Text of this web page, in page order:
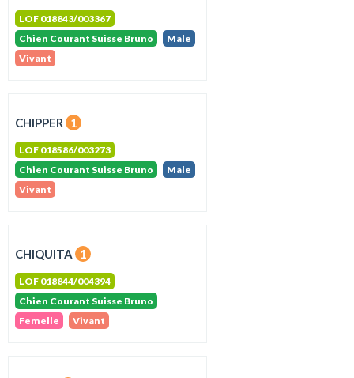
LOF 018843/003367
Chien Courant Suisse Bruno
Male
Vivant
CHIPPER 1
LOF 018586/003273
Chien Courant Suisse Bruno
Male
Vivant
CHIQUITA 1
LOF 018844/004394
Chien Courant Suisse Bruno
Femelle
Vivant